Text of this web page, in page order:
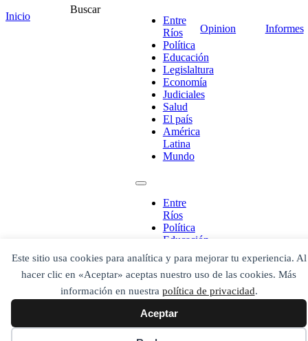
Este sitio usa cookies para analítica y para mejorar tu experiencia. Al
hacer clic en «Aceptar» aceptas nuestro uso de las cookies. Más
información en nuestra política de privacidad.
Aceptar
*
Inicio
Buscar
Entre
Ríos
Política
Educación
Legislaltura
Economía
Judiciales
Salud
El país
América
Latina
Mundo
Entre
Ríos
Política
Educación
Legislaltura
Economía
Judiciales
Salud
El país
América
Latina
Opinion Informes
¡Ponete en contacto!
Escribe aquí abajo lo que desees buscar
luego presiona el botón "buscar"
Buscar
O bien prueba